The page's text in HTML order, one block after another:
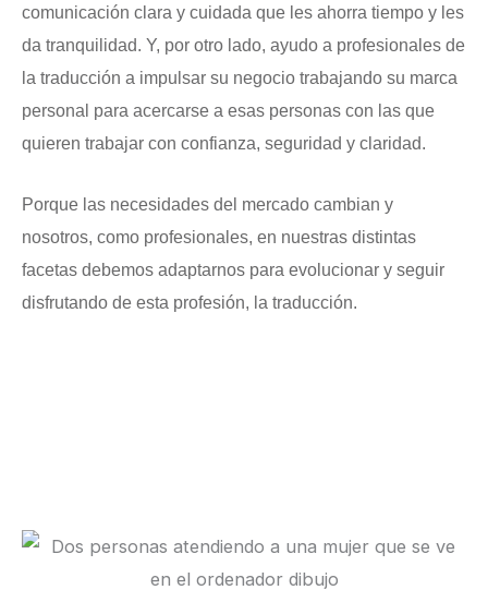
comunicación clara y cuidada que les ahorra tiempo y les
da tranquilidad. Y, por otro lado, ayudo a profesionales de
la traducción a impulsar su negocio trabajando su marca
personal para acercarse a esas personas con las que
quieren trabajar con confianza, seguridad y claridad.
Porque las necesidades del mercado cambian y
nosotros, como profesionales, en nuestras distintas
facetas debemos adaptarnos para evolucionar y seguir
disfrutando de esta profesión, la traducción.